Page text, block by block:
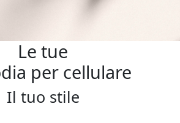
Le tue
per cellulare
Il tuo stile